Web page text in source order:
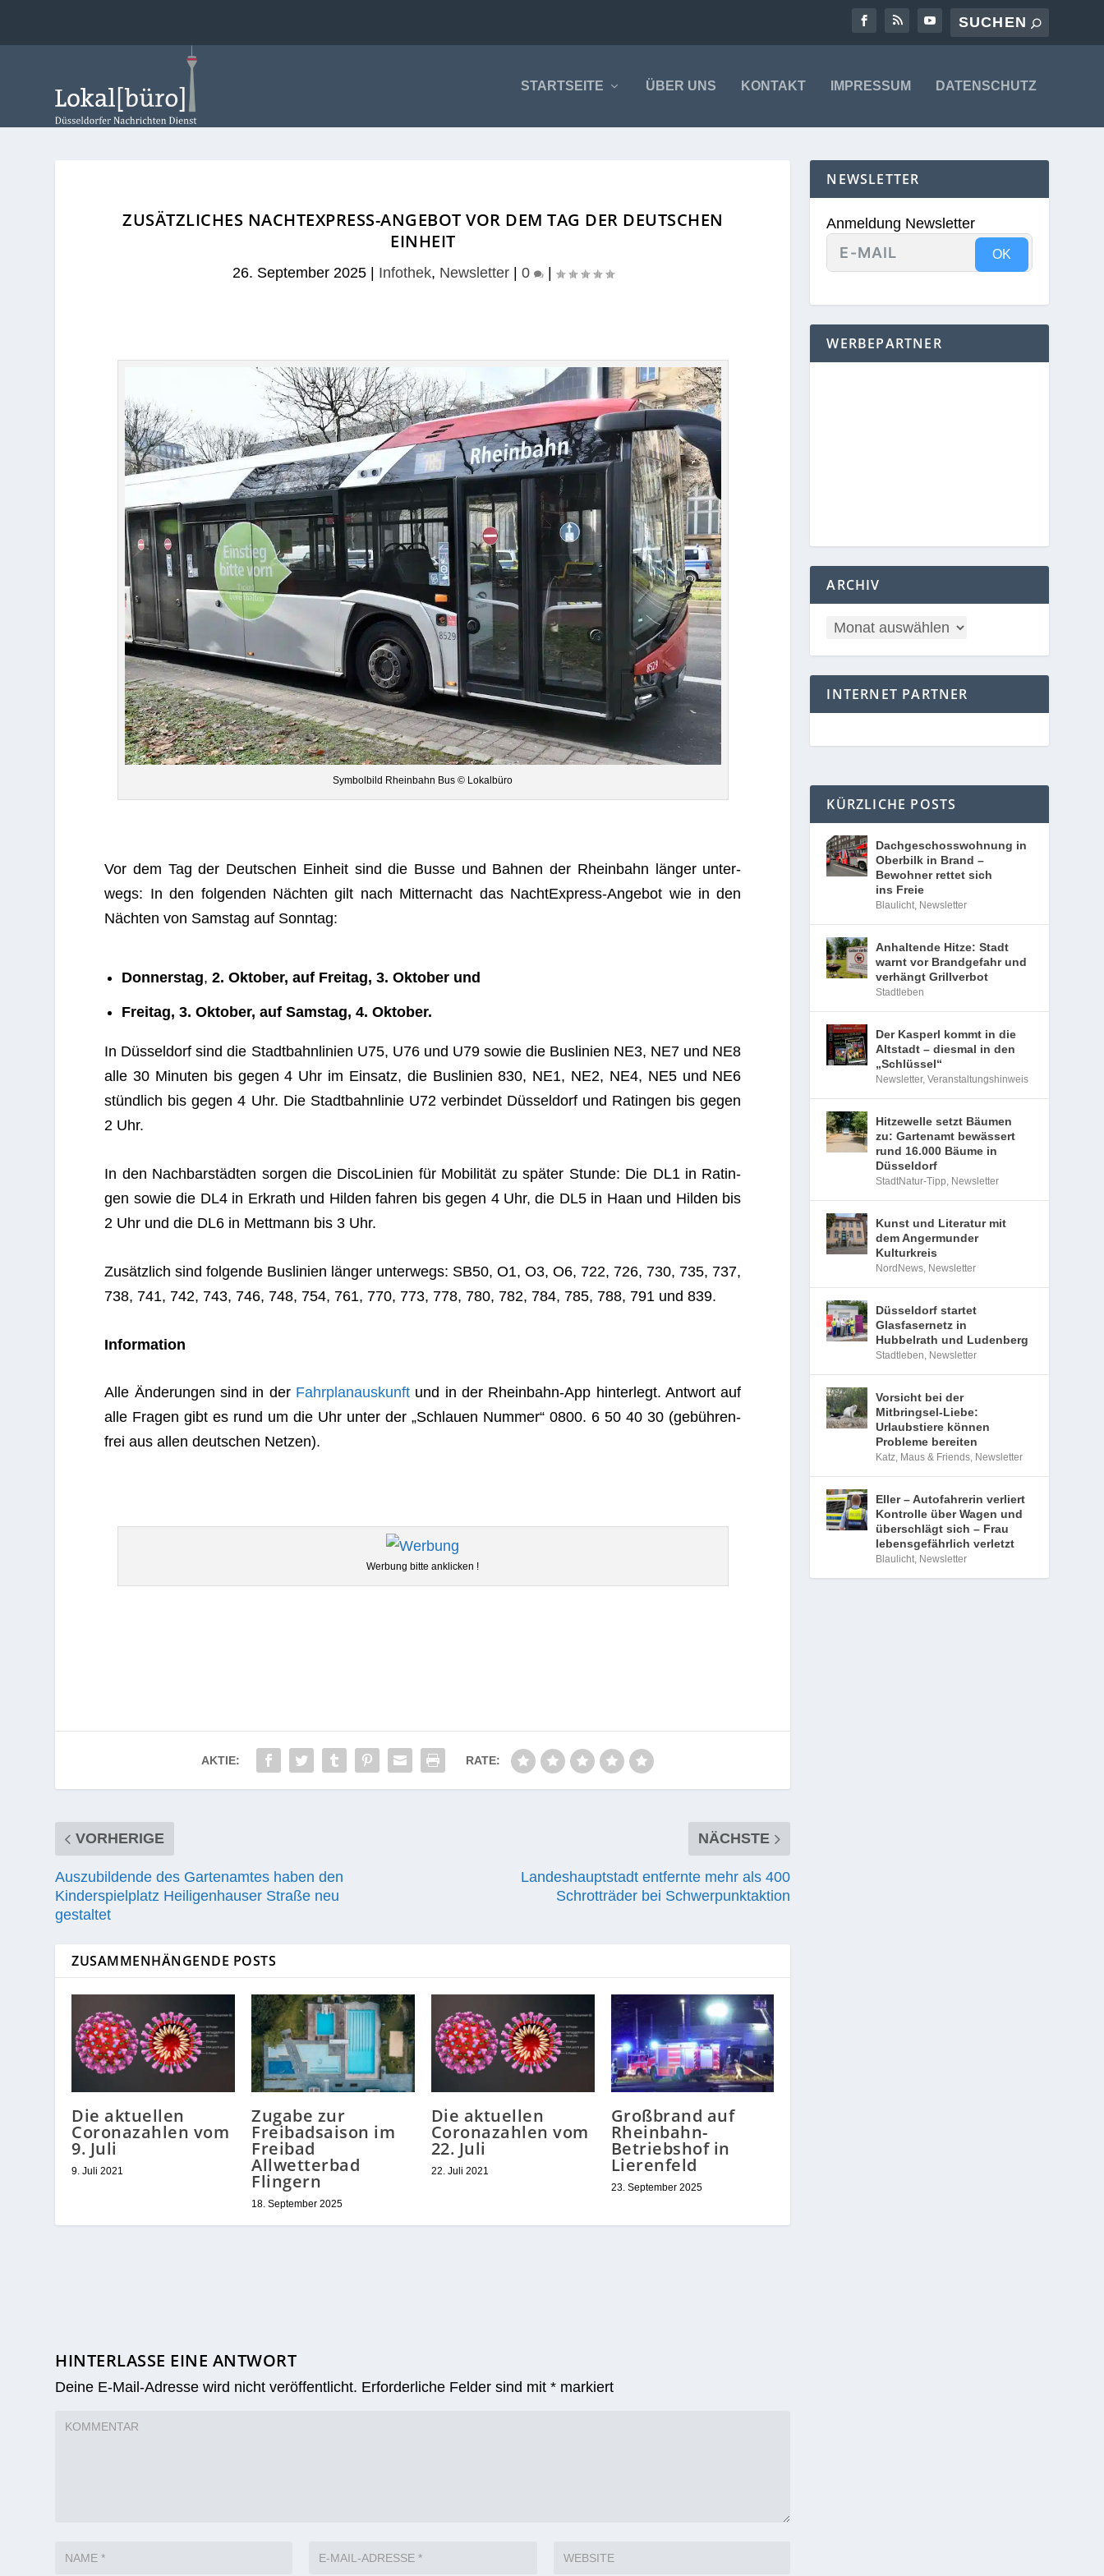
STARTSEITE ÜBER UNS KONTAKT IMPRESSUM DATENSCHUTZ
ZUSÄTZLICHES NACHTEXPRESS-ANGEBOT VOR DEM TAG DER DEUTSCHEN
EINHEIT
26. September 2025| Infothek, Newsletter| 0 |
Sym­bol­bild Rhein­bahn Bus © Lokalbüro
Vor dem Tag der Deut­schen Ein­heit sind die Busse und Bah­nen der Rhein­bahn län­ger unter­
wegs: In den fol­gen­den Näch­ten gilt nach Mit­ter­nacht das Nacht­Ex­press-Ange­bot wie in den
Näch­ten von Sams­tag auf Sonntag:
Don­ners­tag, 2. Okto­ber, auf Frei­tag, 3. Okto­berund
Frei­tag, 3. Okto­ber, auf Sams­tag, 4. Oktober.
In Düs­sel­dorf sind die Stadt­bahn­li­nien U75, U76 und U79 sowie die Bus­li­nien NE3, NE7 und NE8
alle 30 Minu­ten bis gegen 4 Uhr im Ein­satz, die Bus­li­nien 830, NE1, NE2, NE4, NE5 und NE6
stünd­lich bis gegen 4 Uhr. Die Stadt­bahn­li­nie U72 ver­bin­det Düs­sel­dorf und Ratin­gen bis gegen
2 Uhr.
In den Nach­bar­städ­ten sor­gen die Dis­co­Li­nien für Mobi­li­tät zu spä­ter Stunde: Die DL1 in Ratin­
gen sowie die DL4 in Erkrath und Hil­den fah­ren bis gegen 4 Uhr, die DL5 in Haan und Hil­den bis
2 Uhr und die DL6 in Mett­mann bis 3 Uhr.
Zusätz­lich sind fol­gende Bus­li­nien län­ger unter­wegs: SB50, O1, O3, O6, 722, 726, 730, 735, 737,
738, 741, 742, 743, 746, 748, 754, 761, 770, 773, 778, 780, 782, 784, 785, 788, 791 und 839.
Infor­ma­tion
Alle Ände­run­gen sind in der Fahr­plan­aus­kunftund in der Rhein­bahn-App hin­ter­legt. Ant­wort auf
alle Fra­gen gibt es rund um die Uhr unter der „Schlauen Num­mer“ 0800. 6 50 40 30 (gebüh­ren­
frei aus allen deut­schen Netzen).
Wer­bung bitte anklicken !
AKTIE: RATE:
VORHERIGE
Auszubildende des Gartenamtes haben den
Kinderspielplatz Heiligenhauser Straße neu
gestaltet
NÄCHSTE
Landeshauptstadt entfernte mehr als 400
Schrotträder bei Schwerpunktaktion
ZUSAMMENHÄNGENDE POSTS
Die aktuellen
Coronazahlen vom
9. Juli
9. Juli 2021
Zugabe zur
Freibadsaison im
Freibad
Allwetterbad
Flingern
18. September 2025
Die aktuellen
Coronazahlen vom
22. Juli
22. Juli 2021
Großbrand auf
Rheinbahn-
Betriebshof in
Lierenfeld
23. September 2025
HINTERLASSE EINE ANTWORT
Deine E-Mail-Adresse wird nicht veröffentlicht. Erforderliche Felder sind mit* markiert
NEWSLETTER
Anmeldung Newsletter
OK
WERBEPARTNER
ARCHIV
INTERNET PARTNER
KÜRZLICHE POSTS
Dachgeschosswohnung in
Oberbilk in Brand –
Bewohner rettet sich
ins Freie
Blaulicht, Newsletter
Anhaltende Hitze: Stadt
warnt vor Brandgefahr und
verhängt Grillverbot
Stadtleben
Der Kasperl kommt in die
Altstadt – diesmal in den
„Schlüssel“
Newsletter,Veranstaltungshinweis
Hitzewelle setzt Bäumen
zu: Gartenamt bewässert
rund 16.000 Bäume in
Düsseldorf
StadtNatur-Tipp, Newsletter
Kunst und Literatur mit
dem Angermunder
Kulturkreis
NordNews, Newsletter
Düsseldorf startet
Glasfasernetz in
Hubbelrath und Ludenberg
Stadtleben, Newsletter
Vorsicht bei der
Mitbringsel-Liebe:
Urlaubstiere können
Probleme bereiten
Katz, Maus & Friends, Newsletter
Eller – Autofahrerin verliert
Kontrolle über Wagen und
überschlägt sich – Frau
lebensgefährlich verletzt
Blaulicht, Newsletter